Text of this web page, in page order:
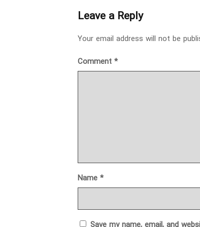
Leave a Reply
Your email address will not be
Comment *
Name *